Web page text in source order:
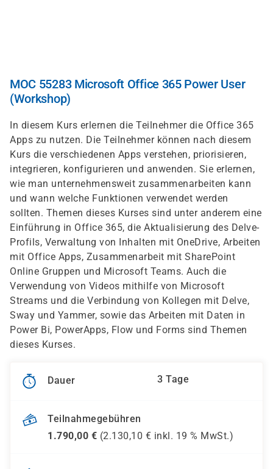
MOC 55283 Microsoft Office 365 Power User
(Workshop)
In diesem Kurs erlernen die Teilnehmer die Office 365
Apps zu nutzen. Die Teilnehmer können nach diesem
Kurs die verschiedenen Apps verstehen, priorisieren,
integrieren, konfigurieren und anwenden. Sie erlernen,
wie man unternehmensweit zusammenarbeiten kann
und wann welche Funktionen verwendet werden
sollten. Themen dieses Kurses sind unter anderem eine
Einführung in Office 365, die Aktualisierung des Delve-
Profils, Verwaltung von Inhalten mit OneDrive, Arbeiten
mit Office Apps, Zusammenarbeit mit SharePoint
Online Gruppen und Microsoft Teams. Auch die
Verwendung von Videos mithilfe von Microsoft
Streams und die Verbindung von Kollegen mit Delve,
Sway und Yammer, sowie das Arbeiten mit Daten in
Power Bi, PowerApps, Flow und Forms sind Themen
dieses Kurses.
Dauer 3 Tage
Teilnahmegebühren
1.790,00 € (2.130,10 € inkl. 19 % MwSt.)